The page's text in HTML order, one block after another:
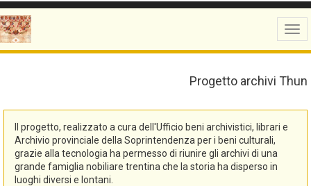
Progetto archivi Thun
Il progetto, realizzato a cura dell'Ufficio beni archivistici, librari e
Archivio provinciale della Soprintendenza per i beni culturali,
grazie alla tecnologia ha permesso di riunire gli archivi di una
grande famiglia nobiliare trentina che la storia ha disperso in
luoghi diversi e lontani.